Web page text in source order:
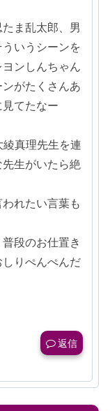
ま乱太郎、男
いうシーンを
ンしんちゃん
がたくさんあ
てたなー
真理先生を連
生がいたら絶
れたい言葉も
段のお仕置き
りぺんぺんだ
返信